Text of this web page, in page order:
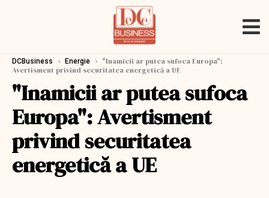
DCBusiness › Energie › "Inamicii ar putea sufoca Europa":
Avertisment privind securitatea energetică a UE
"Inamicii ar putea sufoca
Europa": Avertisment
privind securitatea
energetică a UE